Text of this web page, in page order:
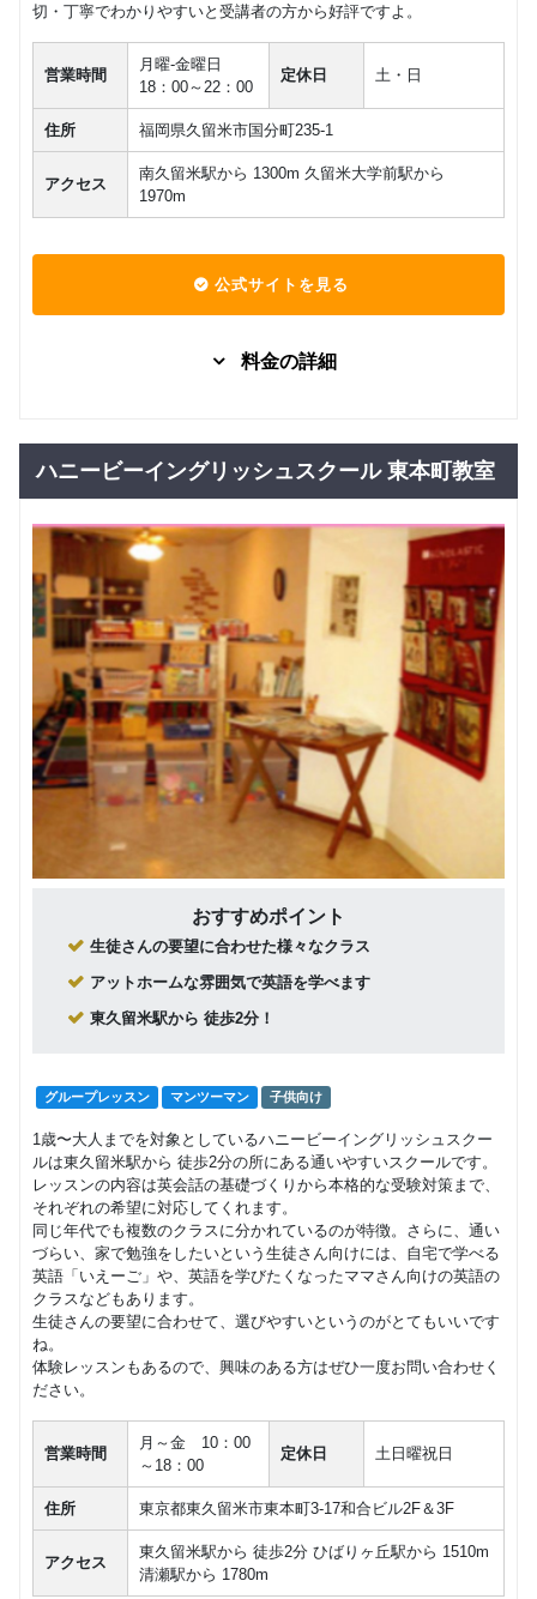
切・丁寧でわかりやすいと受講者の方から好評ですよ。
営業時間
月曜-金曜日
18：00～22：00
定休日 土・日
住所 福岡県久留米市国分町235-1
アクセス
南久留米駅から 1300m 久留米大学前駅から
1970m
公式サイトを見る
料金の詳細
ス グル
ープレッ
スン
10,000
回数：4 / 1セッション50分
一般コー
イベート
レッスン
マンツーマン 社会人向け
20,000
円(税込) / 月
回数：4 / 1セッション50分
中高生コ
ース グ
ループレ
ッスン
グループレッスン
8,400 円(税込) / 月
回数：4 / 1セッション50分
中高生コ
ース プ
ライベー
マンツーマン
18,000
円(税込) / 月
回数：4 / 1セッション50分
ッスン
8,000円(税込) / 月
回数：4 / 1セッション50分
ース pら
16,000
ハニービーイングリッシュスクール 東本町教室
おすすめポイント
生徒さんの要望に合わせた様々なクラス
アットホームな雰囲気で英語を学べます
東久留米駅から 徒歩2分！
グループレッスン マンツーマン 子供向け
1歳〜大人までを対象としているハニービーイングリッシュスクー
ルは東久留米駅から 徒歩2分の所にある通いやすいスクールです。
レッスンの内容は英会話の基礎づくりから本格的な受験対策まで、
それぞれの希望に対応してくれます。
同じ年代でも複数のクラスに分かれているのが特徴。さらに、通い
づらい、家で勉強をしたいという生徒さん向けには、自宅で学べる
英語「いえーご」や、英語を学びたくなったママさん向けの英語の
クラスなどもあります。
生徒さんの要望に合わせて、選びやすいというのがとてもいいです
ね。
体験レッスンもあるので、興味のある方はぜひ一度お問い合わせく
ださい。
営業時間
月～金 10：00
～18：00
定休日 土日曜祝日
住所 東京都東久留米市東本町3-17和合ビル2F＆3F
アクセス
東久留米駅から 徒歩2分 ひばりヶ丘駅から 1510m
清瀬駅から 1780m